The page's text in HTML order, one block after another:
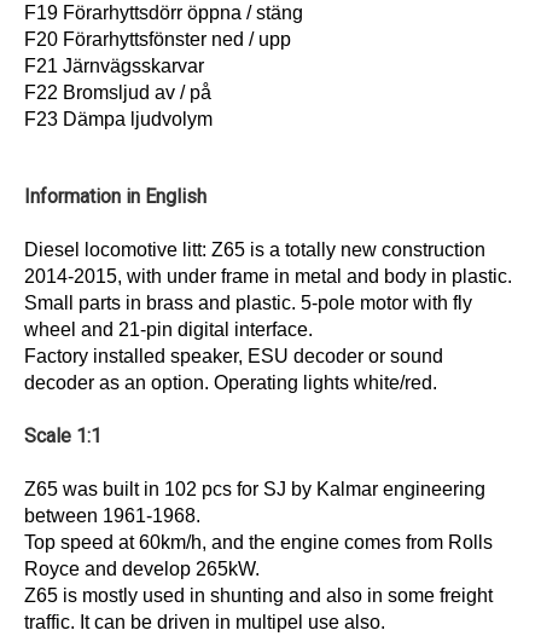
F19 Förarhyttsdörr öppna / stäng
F20 Förarhyttsfönster ned / upp
F21 Järnvägsskarvar
F22 Bromsljud av / på
F23 Dämpa ljudvolym
Information in English
Diesel locomotive litt: Z65 is a totally new construction
2014-2015, with under frame in metal and body in plastic.
Small parts in brass and plastic. 5-pole motor with fly
wheel and 21-pin digital interface.
Factory installed speaker, ESU decoder or sound
decoder as an option. Operating lights white/red.
Scale 1:1
Z65 was built in 102 pcs for SJ by Kalmar engineering
between 1961-1968.
Top speed at 60km/h, and the engine comes from Rolls
Royce and develop 265kW.
Z65 is mostly used in shunting and also in some freight
traffic. It can be driven in multipel use also.